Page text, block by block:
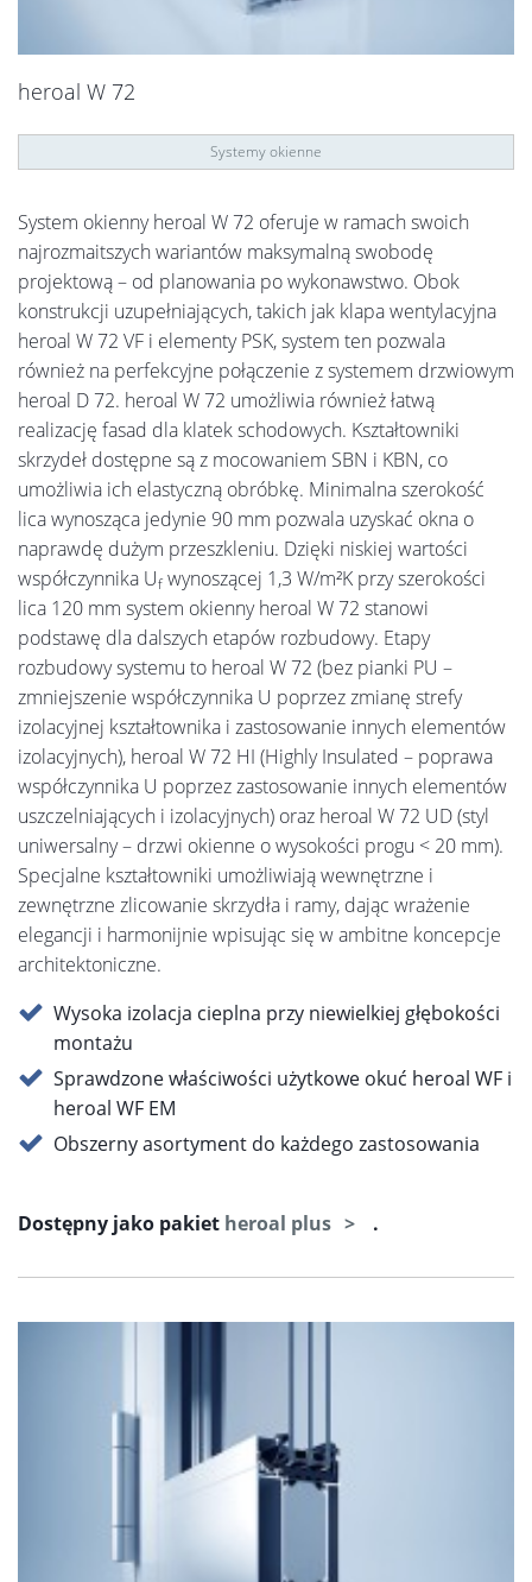
heroal W 72
Systemy okienne
System okienny heroal W 72 oferuje w ramach swoich
najrozmaitszych wariantów maksymalną swobodę
projektową – od planowania po wykonawstwo. Obok
konstrukcji uzupełniających, takich jak klapa wentylacyjna
heroal W 72 VF i elementy PSK, system ten pozwala
również na perfekcyjne połączenie z systemem drzwiowym
heroal D 72. heroal W 72 umożliwia również łatwą
realizację fasad dla klatek schodowych. Kształtowniki
skrzydeł dostępne są z mocowaniem SBN i KBN, co
umożliwia ich elastyczną obróbkę. Minimalna szerokość
lica wynosząca jedynie 90 mm pozwala uzyskać okna o
naprawdę dużym przeszkleniu. Dzięki niskiej wartości
współczynnika Uf wynoszącej 1,3 W/m²K przy szerokości
lica 120 mm system okienny heroal W 72 stanowi
podstawę dla dalszych etapów rozbudowy. Etapy
rozbudowy systemu to heroal W 72 (bez pianki PU –
zmniejszenie współczynnika U poprzez zmianę strefy
izolacyjnej kształtownika i zastosowanie innych elementów
izolacyjnych), heroal W 72 HI (Highly Insulated – poprawa
współczynnika U poprzez zastosowanie innych elementów
uszczelniających i izolacyjnych) oraz heroal W 72 UD (styl
uniwersalny – drzwi okienne o wysokości progu < 20 mm).
Specjalne kształtowniki umożliwiają wewnętrzne i
zewnętrzne zlicowanie skrzydła i ramy, dając wrażenie
elegancji i harmonijnie wpisując się w ambitne koncepcje
architektoniczne.
Wysoka izolacja cieplna przy niewielkiej głębokości
montażu
Sprawdzone właściwości użytkowe okuć heroal WF i
heroal WF EM
Obszerny asortyment do każdego zastosowania
Dostępny jako pakiet heroal plus .